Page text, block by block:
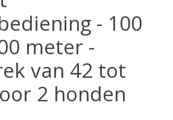
- 100
meter -
van 42 tot
2 honden